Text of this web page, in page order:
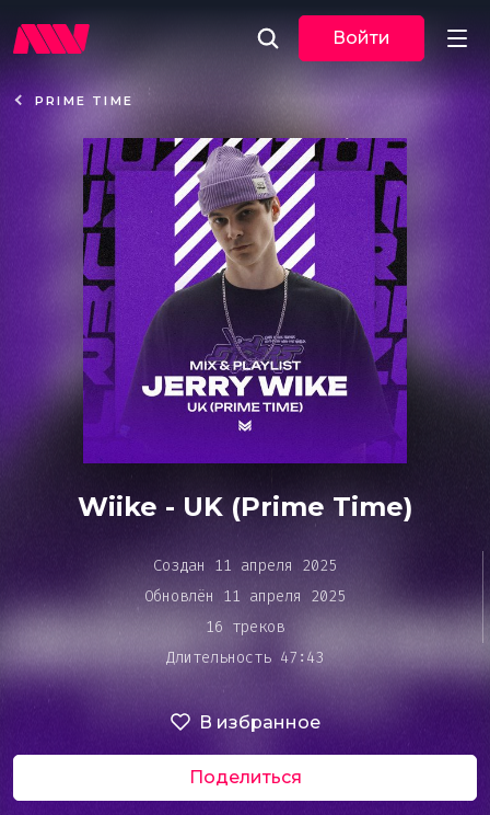
Музыка
По трекам
По жанрам
Плейлисты
Event
Bar&Club
Mainstage
Эдиторы
Чарты
DJ BATTLE
Войти
PRIME TIME
Wiike - UK (Prime Time)
Создан 11 апреля 2025
Обновлён 11 апреля 2025
16 треков
Длительность 47:43
В избранное
Поделиться
Очередь
воспроизведения